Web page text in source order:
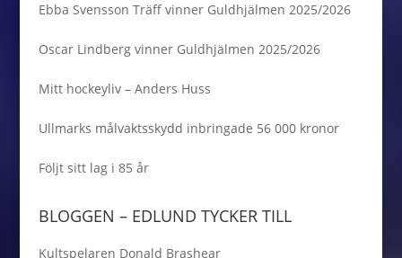
Ebba Svensson Träff vinner Guldhjälmen 2025/2026
Oscar Lindberg vinner Guldhjälmen 2025/2026
Mitt hockeyliv – Anders Huss
Ullmarks målvaktsskydd inbringade 56 000 kronor
Följt sitt lag i 85 år
BLOGGEN – EDLUND TYCKER TILL
Kultspelaren Donald Brashear